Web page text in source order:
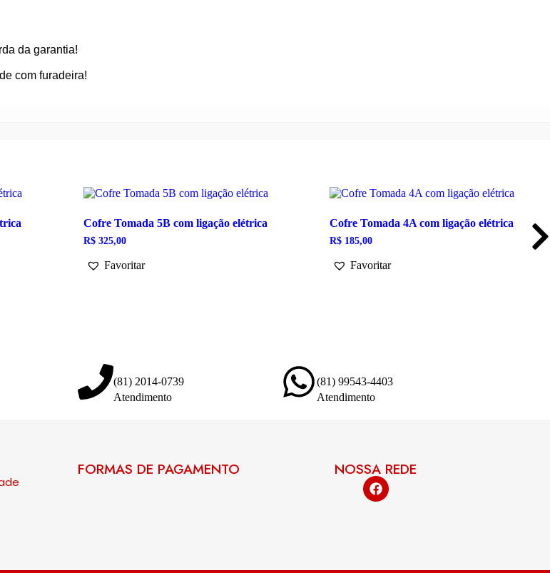
da garantia!
com furadeira!
Cofre Tomada 5B com ligação elétrica
R$ 325,00
Favoritar
Cofre Tomada 4A com ligação elétrica
R$ 185,00
Favoritar
(81) 2014-0739
Atendimento
(81) 99543-4403
Atendimento
FORMAS DE PAGAMENTO NOSSA REDE